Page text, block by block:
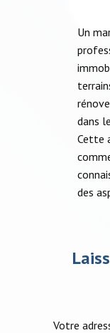
ABONNEZ-VOUS À
Un
dans
Cette
des
Votre